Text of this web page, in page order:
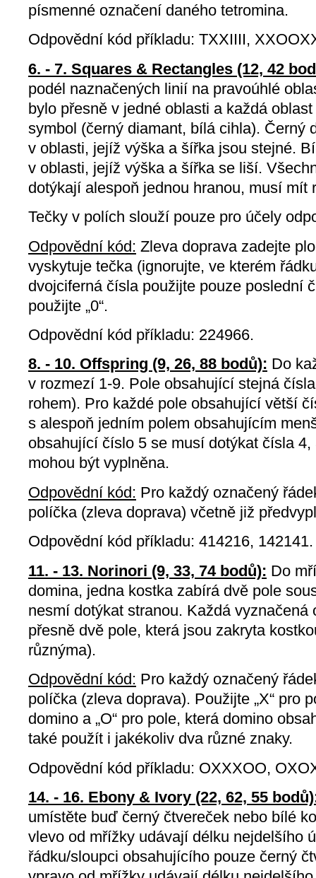
písmenné označení daného tetromina.
Odpovědní kód příkladu: TXXIIII,
6. - 7. Squares & Rectangles (12, 42
podél naznačených linií na pravoúhlé
bylo přesně v jedné oblasti a každá
symbol (černý diamant, bílá cihla). Černý
v oblasti, jejíž výška a šířka jsou stejné.
v oblasti, jejíž výška a šířka se liší.
dotýkají alespoň jednou hranou, musí mít
Tečky v polích slouží pouze pro účely
Odpovědní kód: Zleva doprava zadejte
vyskytuje tečka (ignorujte, ve kterém
dvojciferná čísla použijte pouze poslední
použijte „0“.
Odpovědní kód příkladu: 224966.
8. - 10. Offspring (9, 26, 88 bodů): Do
v rozmezí 1-9. Pole obsahující stejná
rohem). Pro každé pole obsahující větší
s alespoň jedním polem obsahujícím
obsahující číslo 5 se musí dotýkat čísla
mohou být vyplněna.
Odpovědní kód: Pro každý označený
políčka (zleva doprava) včetně již
Odpovědní kód příkladu: 414216, 142141.
11. - 13. Norinori (9, 33, 74 bodů): Do
domina, jedna kostka zabírá dvě pole
nesmí dotýkat stranou. Každá vyznačená
přesně dvě pole, která jsou zakryta
různýma).
Odpovědní kód: Pro každý označený
políčka (zleva doprava). Použijte „X“ pro
domino a „O“ pro pole, která domino
také použít i jakékoliv dva různé znaky.
Odpovědní kód příkladu: OXXXOO,
14. - 16. Ebony & Ivory (22, 62, 55
umístěte buď černý čtvereček nebo bílé
vlevo od mřížky udávají délku nejdelšího
řádku/sloupci obsahujícího pouze černý